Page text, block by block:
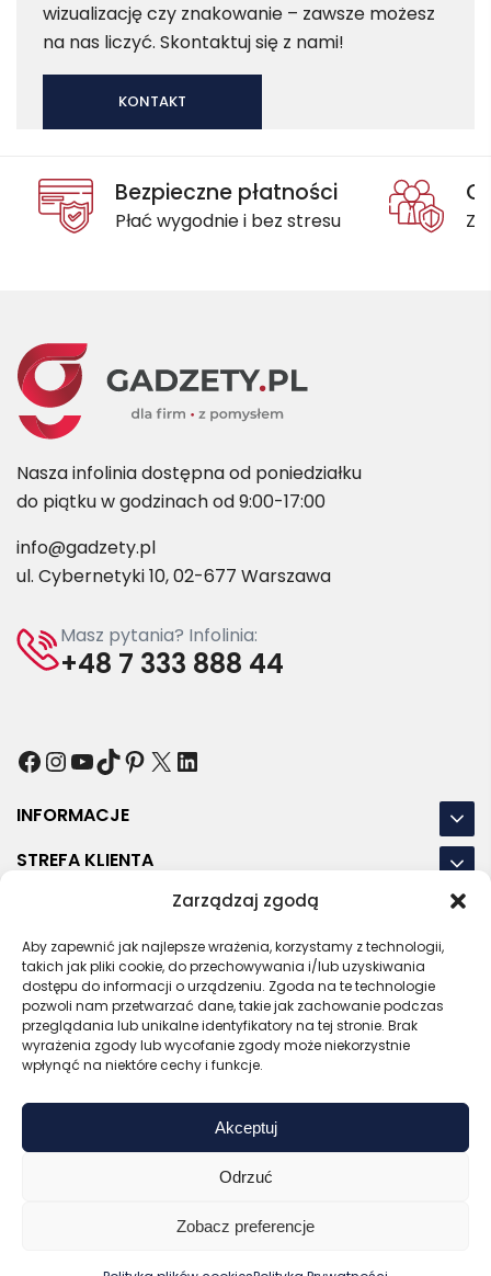
Zarządzaj zgodą
Aby zapewnić jak najlepsze wrażenia, korzystamy z technologii,
takich jak pliki cookie, do przechowywania i/lub uzyskiwania
dostępu do informacji o urządzeniu. Zgoda na te technologie
pozwoli nam przetwarzać dane, takie jak zachowanie podczas
przeglądania lub unikalne identyfikatory na tej stronie. Brak
wyrażenia zgody lub wycofanie zgody może niekorzystnie
wpłynąć na niektóre cechy i funkcje.
Akceptuj
Odrzuć
Zobacz preferencje
wizualizację czy znakowanie – zawsze możesz
na nas liczyć. Skontaktuj się z nami!
KONTAKT
Bezpieczne płatności
Płać wygodnie i bez stresu
Nasza infolinia dostępna od poniedziałku
do piątku w godzinach od 9:00-17:00
info@gadzety.pl
ul. Cybernetyki 10, 02-677 Warszawa
Masz pytania? Infolinia:
+48 7 333 888 44
Facebook
Instagram
YouTube
TikTok
Pinterest
X LinkedIn
INFORMACJE
STREFA KLIENTA
NASZE LOKALIZACJE
OSTATNIE POSTY
RODOREGULAMINPOLITYKA PRYWATNOŚCI
Certyfikat SSL
Zaufany sprzedawca
Sprawdź opinie
Kup bez nadruku Wyceń z logo